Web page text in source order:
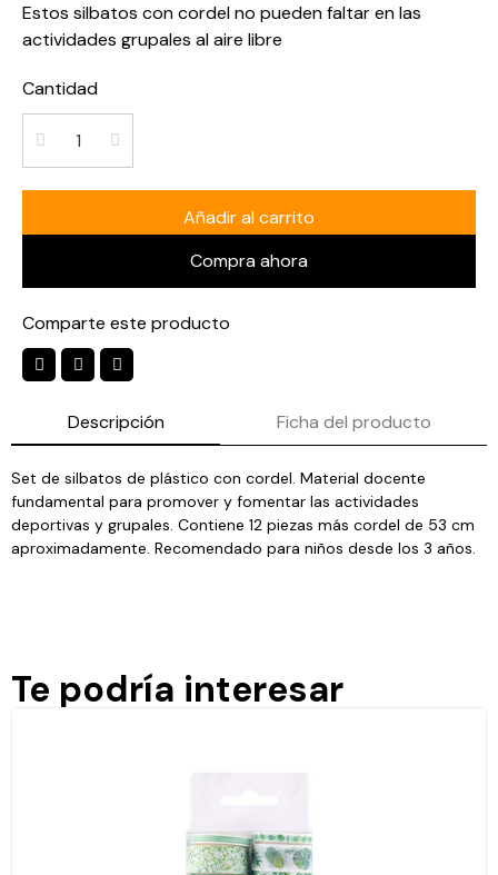
Estos silbatos con cordel no pueden faltar en las
actividades grupales al aire libre
Cantidad
Añadir al carrito
Compra ahora
Comparte este producto
Descripción Ficha del producto
Set de silbatos de plástico con cordel. Material docente
fundamental para promover y fomentar las actividades
deportivas y grupales. Contiene 12 piezas más cordel de 53 cm
aproximadamente. Recomendado para niños desde los 3 años.
Te podría interesar